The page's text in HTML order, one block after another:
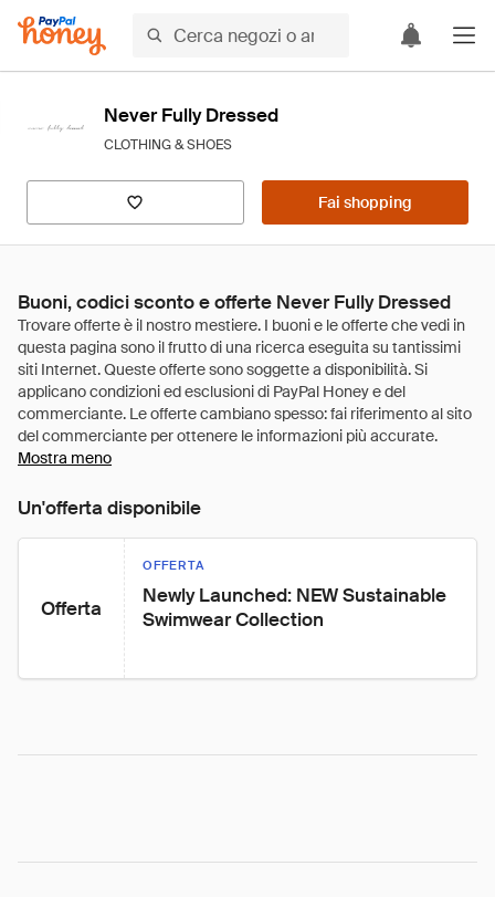
Never Fully Dressed
CLOTHING & SHOES
Fai shopping
Buoni, codici sconto e offerte Never Fully Dressed
Mostra meno
Un'offerta disponibile
Offerta
OFFERTA
Newly Launched: NEW Sustainable
Swimwear Collection